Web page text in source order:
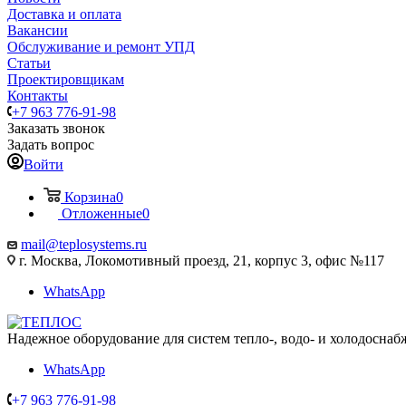
Доставка и оплата
Вакансии
Обслуживание и ремонт УПД
Статьи
Проектировщикам
Контакты
+7 963 776-91-98
Заказать звонок
Задать вопрос
Войти
Корзина0
Отложенные0
mail@teplosystems.ru
г. Москва, Локомотивный проезд, 21, корпус 3, офис №117
WhatsApp
Надежное оборудование для систем тепло-, водо- и
WhatsApp
+7 963 776-91-98